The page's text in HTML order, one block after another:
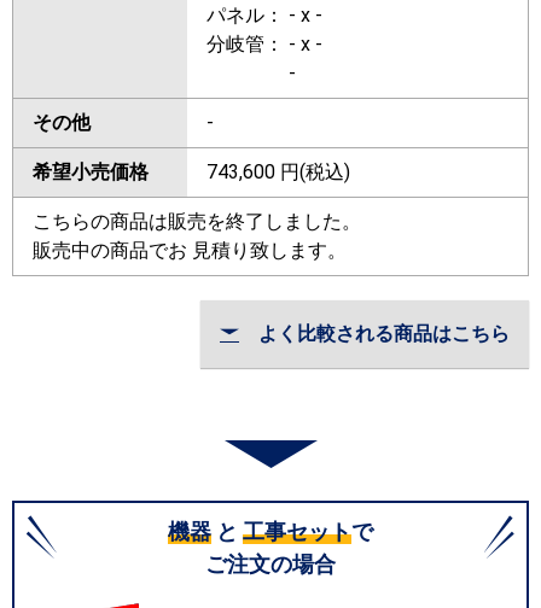
パネル： - x -
分岐管： - x -
-
その他 -
希望小売価格 743,600 円(税込)
こちらの商品は販売を終了しました。
販売中の商品でお 見積り致します。
よく比較される商品はこちら
機器 と 工事セットで
ご注文の場合